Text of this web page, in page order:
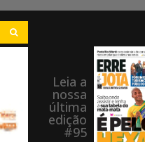
Leia a
nossa
última
edição
#95